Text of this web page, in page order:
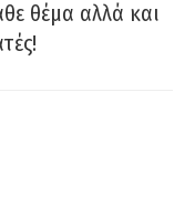
θέμα αλλά και